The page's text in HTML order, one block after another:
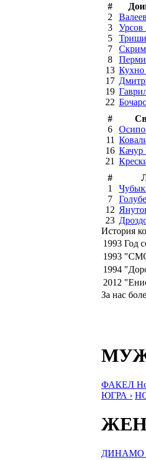
#
2
3
5
7
8
13
17
19
22
#
6
11
16 Качур
21
#
1
7
12
23
История
1993 Год
1993
1994
2012
За нас
ФАКЕЛ
ЮГРА ›
ДИНАМО